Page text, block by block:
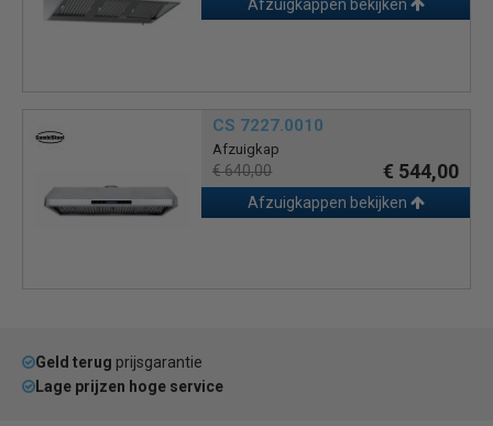
Afzuigkappen bekijken
CS 7227.0010
Afzuigkap
€ 640,00 € 544,00
Afzuigkappen bekijken
Geld terug prijsgarantie
Lage prijzen hoge service